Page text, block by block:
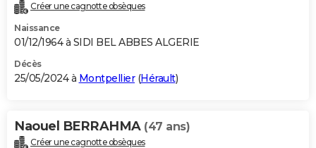
Destinations
City break
Voyage nature
Voyage de noces
Forum
Climat
+PHOTO
GUIDES D'ACHAT
BONS PLANS
Carte de Noël
Carte Bonne année
Carte Saint-Valentin
Carte Pâques
Carte d'anniversaire
DICTIONNAIRE
Créer une cagnotte obsèques
Naissance
01/12/1964 à SIDI BEL ABBES ALGERIE
Décès
25/05/2024 à Montpellier(Hérault)
Naouel BERRAHMA (47 ans)
Créer une cagnotte obsèques